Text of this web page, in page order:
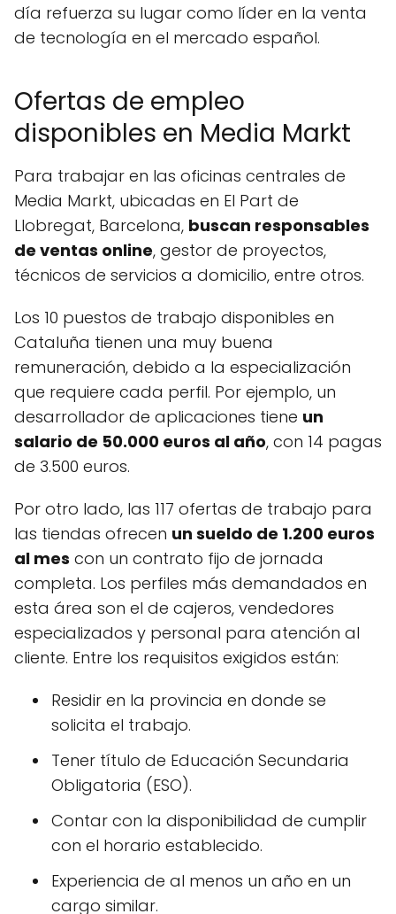
día refuerza su lugar como líder en la venta
de tecnología en el mercado español.
Ofertas de empleo
disponibles en Media Markt
Para trabajar en las oficinas centrales de
Media Markt, ubicadas en El Part de
Llobregat, Barcelona, buscan responsables
de ventas online, gestor de proyectos,
técnicos de servicios a domicilio, entre otros.
Los 10 puestos de trabajo disponibles en
Cataluña tienen una muy buena
remuneración, debido a la especialización
que requiere cada perfil. Por ejemplo, un
desarrollador de aplicaciones tiene un
salario de 50.000 euros al año, con 14 pagas
de 3.500 euros.
Por otro lado, las 117 ofertas de trabajo para
las tiendas ofrecen un sueldo de 1.200 euros
al mes con un contrato fijo de jornada
completa. Los perfiles más demandados en
esta área son el de cajeros, vendedores
especializados y personal para atención al
cliente. Entre los requisitos exigidos están:
Residir en la provincia en donde se
solicita el trabajo.
Tener título de Educación Secundaria
Obligatoria (ESO).
Contar con la disponibilidad de cumplir
con el horario establecido.
Experiencia de al menos un año en un
cargo similar.